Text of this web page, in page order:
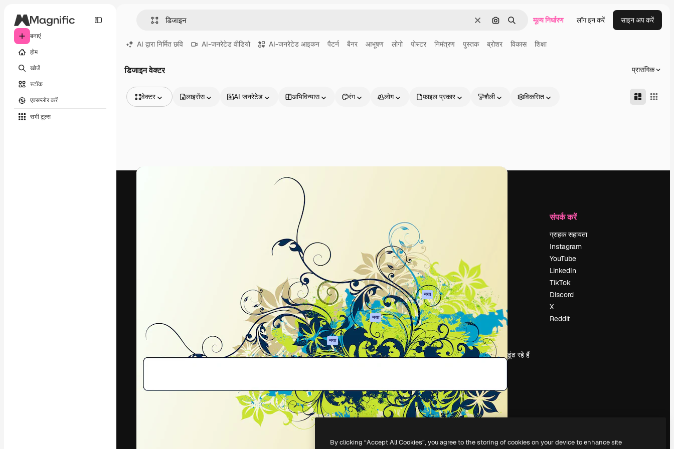
बनाएं
होम
खोजें
स्टॉक
एक्सप्लोर करें
सभी टूल्‍स
साफ़ इमेज से खोजें
खोजें मूल्य निर्धारण लॉग इन करें साइन अप करें
AI द्वारा निर्मित छवि AI-जनरेटेड वीडियो AI-जनरेटेड आइकन पैटर्न बैनर आभूषण लोगो पोस्टर निमंत्रण पुस्तक ब्रोशर विकास शिक्षा
डिजाइन वेक्टर प्रासंगिक
वेक्टर
वीडियो
लाइसेंस AI जनरेटेड अभिविन्यास रंग लोग फ़ाइल प्रकार शैली विकसित
अपने बेहतरीन काम को बनाने के लिए क्रिएटिव प्लेटफॉर्म।
क्रिएटिव, एंटरप्राइजेज, एजेंसियों और स्टूडियो में 1
AI सहायक
एआई इमेज जेनरेटर
AI वीडियो जनरेटर
एआई वॉयस जनरेटर
स्टॉक सामग्री
MCP
Claude/ChatGPT
के लिए
नया
एजेंट नया
API
Academy
दस्तावेज़ीकरण
सहायता
उपयोग की शर्तें
गोपनीयता नीति
ओरिजिनल्स नया
कुकीज़ नीति
ट्रस्ट सेंटर
एफिलिएट्स
बिज़नेस
करियर
खोज रुझान
ब्लॉग
घटनाक्रम
Slidesgo
सामग्री बेचें
प्रेस कक्ष
magnific.ai ढूंढ रहे हैं
संपर्क करें
ग्राहक सहायता
Instagram
YouTube
LinkedIn
TikTok
Discord
X
Reddit
2026Freepik Company S.L.U.सर्वाधिकार सुरक्षित.
By clicking “Accept All Cookies”, you agree to the storing of cookies on your device to enhance site